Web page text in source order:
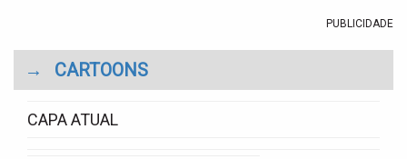
PUBLICIDADE
→ CARTOONS
CAPA ATUAL